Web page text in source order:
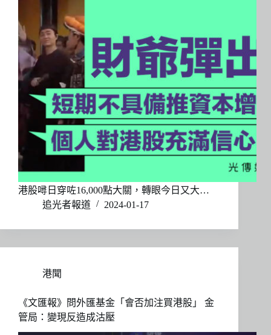
港股噚日穿咗16,000點大關，轉眼今日又大…
追光者報道
2024-01-17
港聞
《文匯報》問外匯基金「會否加注買港股」 金
管局：變現反造成沽壓